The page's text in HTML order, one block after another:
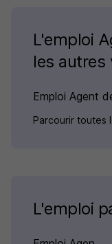
L'emploi
les autres
Emploi Agent
Parcourir toutes
L'emploi